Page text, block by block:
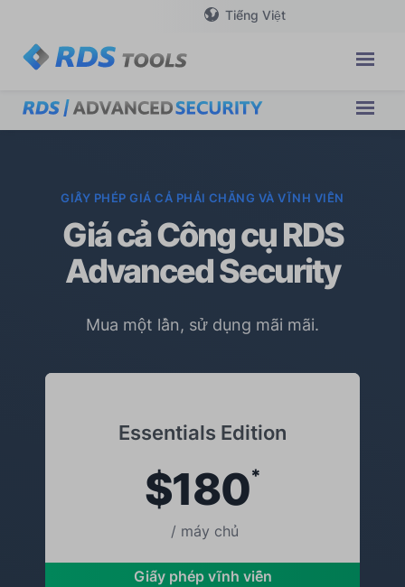
Tiếng Việt
GIẤY PHÉP GIÁ CẢ PHẢI CHĂNG VÀ VĨNH VIỄN
Giá cả Công cụ RDS
Advanced Security
Mua một lần, sử dụng mãi mãi.
Essentials Edition
$180*
/ máy chủ
Giấy phép vĩnh viễn